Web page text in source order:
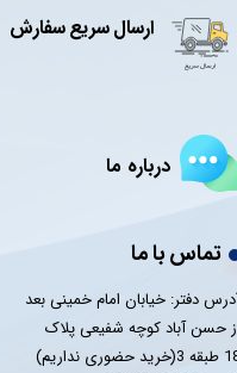
ارسال سریع سفارش
تماس با ما
دفتر: خیابان امام خمینی بعد
حسن آباد کوچه شفیعی پلاک
حضوری نداریم)
درباره ما